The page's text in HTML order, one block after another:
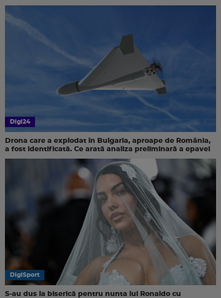
Digi24
Drona care a explodat în Bulgaria, aproape de România,
a fost identificată. Ce arată analiza preliminară a epavei
DigiSport
S-au dus la biserică pentru nunta lui Ronaldo cu